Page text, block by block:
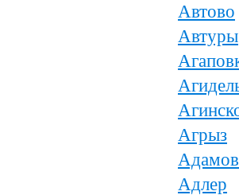
Автово
Автуры
Агрыз
Адлер